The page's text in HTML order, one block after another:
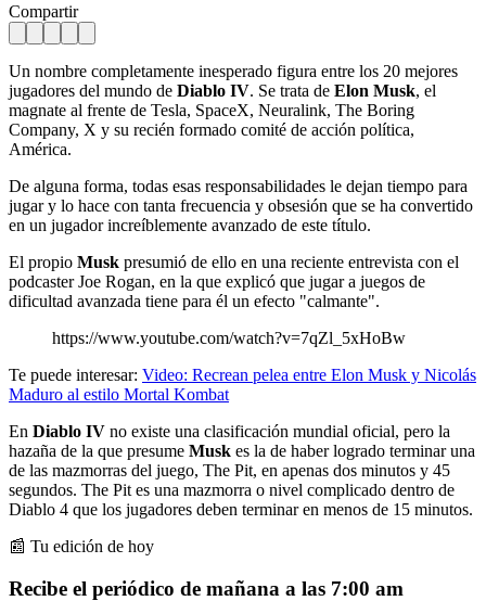
Compartir
Un nombre completamente inesperado figura entre los 20 mejores
jugadores del mundo de Diablo IV. Se trata de Elon Musk, el
magnate al frente de Tesla, SpaceX, Neuralink, The Boring
Company, X y su recién formado comité de acción política,
América.
De alguna forma, todas esas responsabilidades le dejan tiempo para
jugar y lo hace con tanta frecuencia y obsesión que se ha convertido
en un jugador increíblemente avanzado de este título.
El propio Musk presumió de ello en una reciente entrevista con el
podcaster Joe Rogan, en la que explicó que jugar a juegos de
dificultad avanzada tiene para él un efecto "calmante".
https://www.youtube.com/watch?v=7qZl_5xHoBw
Te puede interesar: Video: Recrean pelea entre Elon Musk y Nicolás
Maduro al estilo Mortal Kombat
En Diablo IV no existe una clasificación mundial oficial, pero la
hazaña de la que presume Musk es la de haber logrado terminar una
de las mazmorras del juego, The Pit, en apenas dos minutos y 45
segundos. The Pit es una mazmorra o nivel complicado dentro de
Diablo 4 que los jugadores deben terminar en menos de 15 minutos.
📰 Tu edición de hoy
Recibe el periódico de mañana a las 7:00 am